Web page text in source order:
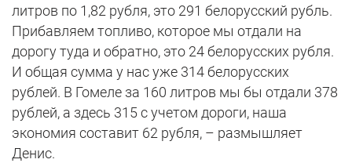
литров по 1,82 рубля, это 291 белорусский рубль.
Прибавляем топливо, которое мы отдали на
дорогу туда и обратно, это 24 белорусских рубля.
И общая сумма у нас уже 314 белорусских
рублей. В Гомеле за 160 литров мы бы отдали 378
рублей, а здесь 315 с учетом дороги, наша
экономия составит 62 рубля, – размышляет
Денис.